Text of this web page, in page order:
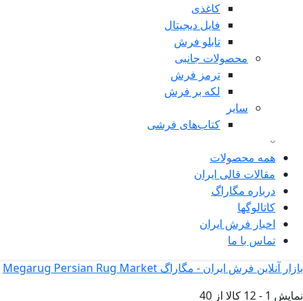
کاغذی
فایل دیجیتال
تابلو فرش
محصولات جانبی
ترمز فرش
لکه بر فرش
سایر
کتاب‌های فرشی
همه محصولات
مقالات قالی ایران
درباره مگاراگ
کاتالوگها
اخبار فرش ایران
تماس با ما
بازار آنلاین فرش ایران - مگاراگ Megarug Persian Rug Market
نمایش 1
-
12 کالا از 40